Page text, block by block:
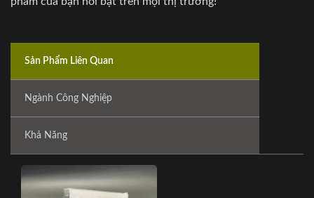
Sản Phẩm Liên Quan
Ngành Công Nghiệp
Khả Năng